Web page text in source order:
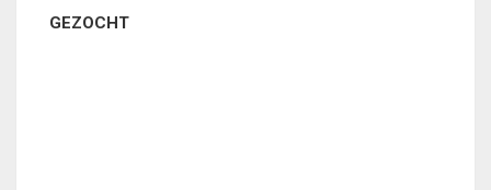
GEZOCHT